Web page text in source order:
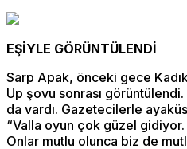
EŞİYLE GÖRÜNTÜLENDİ
Sarp Apak, önceki gece
Up şovu sonrası
da vardı. Gazetecilerle
“Valla oyun çok güzel
Onlar mutlu olunca biz de